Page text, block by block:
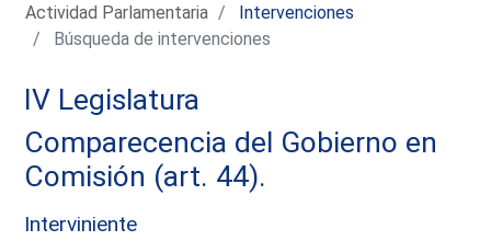
Actividad Parlamentaria
Intervenciones
Búsqueda de intervenciones
IV Legislatura
Comparecencia del Gobierno en
Comisión (art. 44).
Interviniente